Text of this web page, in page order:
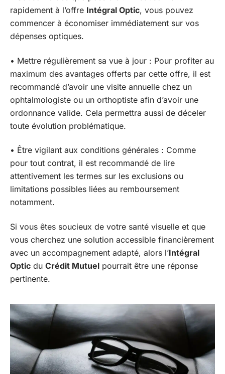
rapidement à l’offre Intégral Optic, vous pouvez
commencer à économiser immédiatement sur vos
dépenses optiques.
• Mettre régulièrement sa vue à jour : Pour profiter au
maximum des avantages offerts par cette offre, il est
recommandé d’avoir une visite annuelle chez un
ophtalmologiste ou un orthoptiste afin d’avoir une
ordonnance valide. Cela permettra aussi de déceler
toute évolution problématique.
• Être vigilant aux conditions générales : Comme
pour tout contrat, il est recommandé de lire
attentivement les termes sur les exclusions ou
limitations possibles liées au remboursement
notamment.
Si vous êtes soucieux de votre santé visuelle et que
vous cherchez une solution accessible financièrement
avec un accompagnement adapté, alors l’Intégral
Optic du Crédit Mutuel pourrait être une réponse
pertinente.